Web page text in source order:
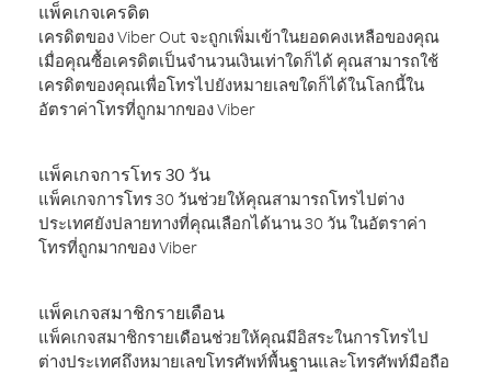
แพ็คเกจเครดิต
เครดิตของ Viber Out จะถูกเพิ่มเข้าในยอดคงเหลือของคุณ
เมื่อคุณซื้อเครดิตเป็นจำนวนเงินเท่าใดก็ได้ คุณสามารถใช้
เครดิตของคุณเพื่อโทรไปยังหมายเลขใดก็ได้ในโลกนี้ใน
อัตราค่าโทรที่ถูกมากของ Viber
แพ็คเกจการโทร 30 วัน
แพ็คเกจการโทร 30 วันช่วยให้คุณสามารถโทรไปต่าง
ประเทศยังปลายทางที่คุณเลือกได้นาน 30 วัน ในอัตราค่า
โทรที่ถูกมากของ Viber
แพ็คเกจสมาชิกรายเดือน
แพ็คเกจสมาชิกรายเดือนช่วยให้คุณมีอิสระในการโทรไป
ต่างประเทศถึงหมายเลขโทรศัพท์พื้นฐานและโทรศัพท์มือถือ